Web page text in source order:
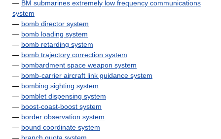
— BM submarines extremely low frequency communications
system
— bomb director system
— bomb loading system
— bomb retarding system
— bomb trajectory correction system
— bombardment space weapon system
— bomb-carrier aircraft link guidance system
— bombing sighting system
— bomblet dispensing system
— boost-coast-boost system
— border observation system
— bound coordinate system